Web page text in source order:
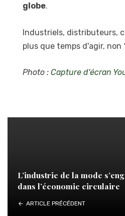
globe.
Industriels, distributeurs,
plus que temps d'agir, non
Photo : Capture d'écran
L’industrie de la mode
dans l’économie circulaire
ARTICLE PRÉCÉDENT